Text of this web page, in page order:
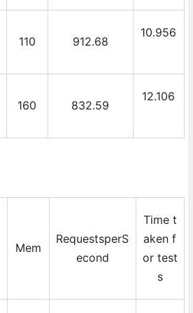
110 912.68
10.956
160 832.59
12.106
Mem
RequestsperS
econd
Time t
aken f
or test
s